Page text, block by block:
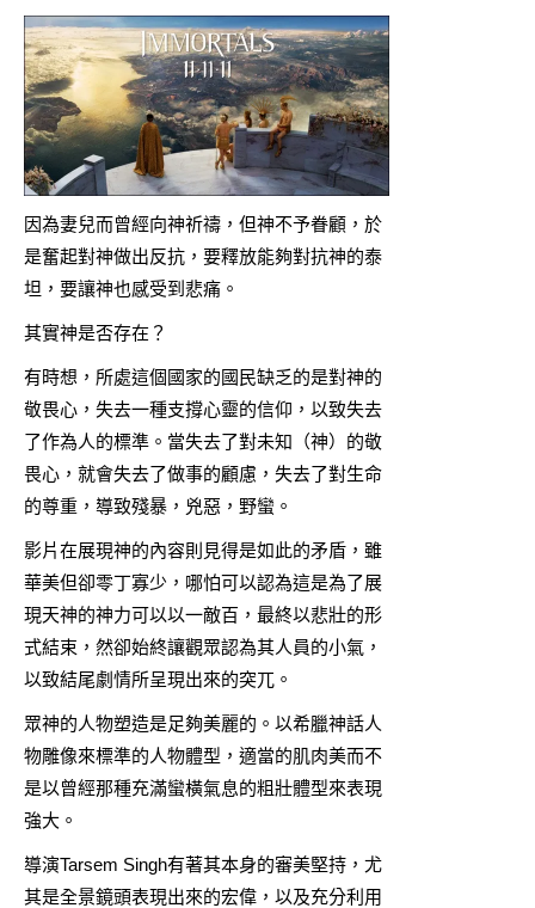
因為妻兒而曾經向神祈禱，但神不予眷顧，於
是奮起對神做出反抗，要釋放能夠對抗神的泰
坦，要讓神也感受到悲痛。
其實神是否存在？
有時想，所處這個國家的國民缺乏的是對神的
敬畏心，失去一種支撐心靈的信仰，以致失去
了作為人的標準。當失去了對未知（神）的敬
畏心，就會失去了做事的顧慮，失去了對生命
的尊重，導致殘暴，兇惡，野蠻。
影片在展現神的內容則見得是如此的矛盾，雖
華美但卻零丁寡少，哪怕可以認為這是為了展
現天神的神力可以以一敵百，最終以悲壯的形
式結束，然卻始終讓觀眾認為其人員的小氣，
以致結尾劇情所呈現出來的突兀。
眾神的人物塑造是足夠美麗的。以希臘神話人
物雕像來標準的人物體型，適當的肌肉美而不
是以曾經那種充滿蠻橫氣息的粗壯體型來表現
強大。
導演Tarsem Singh有著其本身的審美堅持，尤
其是全景鏡頭表現出來的宏偉，以及充分利用